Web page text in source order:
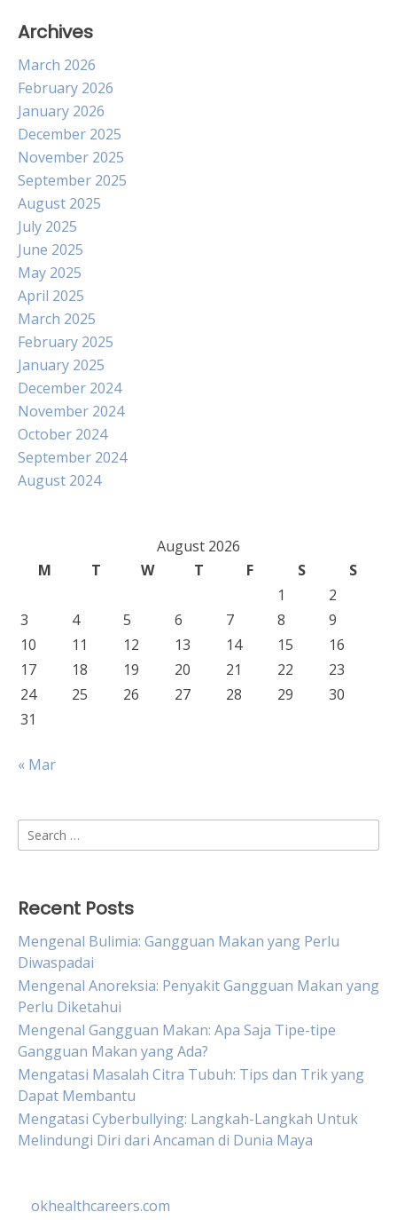
Archives
March 2026
February 2026
January 2026
December 2025
November 2025
September 2025
August 2025
July 2025
June 2025
May 2025
April 2025
March 2025
February 2025
January 2025
December 2024
November 2024
October 2024
September 2024
August 2024
August 2026
M
T W T F S
S
1
2
3
4 5 6 7 8
9
10
11 12 13 14 15
16
17
18 19 20 21 22
23
24
25 26 27 28 29
30
31
« Mar
Search
for:
Recent Posts
Mengenal Bulimia: Gangguan Makan yang Perlu
Diwaspadai
Mengenal Anoreksia: Penyakit Gangguan Makan yang
Perlu Diketahui
Mengenal Gangguan Makan: Apa Saja Tipe-tipe
Gangguan Makan yang Ada?
Mengatasi Masalah Citra Tubuh: Tips dan Trik yang
Dapat Membantu
Mengatasi Cyberbullying: Langkah-Langkah Untuk
Melindungi Diri dari Ancaman di Dunia Maya
okhealthcareers.com